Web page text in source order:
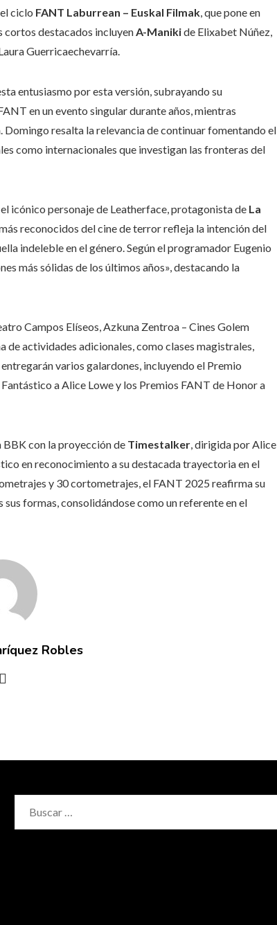
ciclo FANT Laburrean – Euskal Filmak, que pone en
cortos destacados incluyenA-Manikide Elixabet Núñez,
Guerricaechevarría.
entusiasmo por esta versión, subrayando su
en un evento singular durante años, mientras
resalta la relevancia de continuar fomentando el
como internacionales que investigan las fronteras del
icónico personaje de Leatherface, protagonista de La
reconocidos del cine de terror refleja la intención del
indeleble en el género. Según el programador Eugenio
más sólidas de los últimos años», destacando la
Campos Elíseos, Azkuna Zentroa – Cines Golem
de actividades adicionales, como clases magistrales,
varios galardones, incluyendo el Premio
a Alice Lowe y los Premios FANT de Honor a
BBK con la proyección de Timestalker, dirigida por Alice
en reconocimiento a su destacada trayectoria en el
y 30 cortometrajes, el FANT 2025 reafirma su
formas, consolidándose como un referente en el
Robles